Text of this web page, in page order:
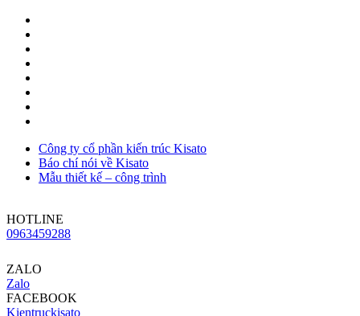
Công ty cổ phần kiến trúc Kisato
Báo chí nói về Kisato
Mẫu thiết kế – công trình
HOTLINE
0963459288
ZALO
Zalo
FACEBOOK
Kientruckisato